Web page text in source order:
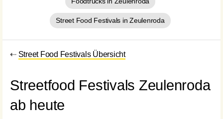
Street Food Festivals in Zeulenroda
⇠ Street Food Festivals Übersicht
Streetfood Festivals Zeulenroda
ab heute